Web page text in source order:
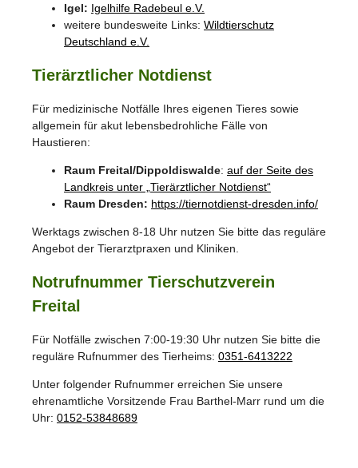
Igel: Igelhilfe Radebeul e.V.
weitere bundesweite Links: Wildtierschutz
Deutschland e.V.
Tierärztlicher Notdienst
Für medizinische Notfälle Ihres eigenen Tieres sowie
allgemein für akut lebensbedrohliche Fälle von
Haustieren:
Raum Freital/Dippoldiswalde: auf der Seite des
Landkreis unter „Tierärztlicher Notdienst“
Raum Dresden: https://tiernotdienst-dresden.info/
Werktags zwischen 8-18 Uhr nutzen Sie bitte das reguläre
Angebot der Tierarztpraxen und Kliniken.
Notrufnummer Tierschutzverein
Freital
Für Notfälle zwischen 7:00-19:30 Uhr nutzen Sie bitte die
reguläre Rufnummer des Tierheims: 0351-6413222
Unter folgender Rufnummer erreichen Sie unsere
ehrenamtliche Vorsitzende Frau Barthel-Marr rund um die
Uhr: 0152-53848689